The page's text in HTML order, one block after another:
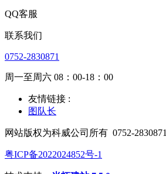
QQ客服
联系我们
0752-2830871
周一至周六 08：00-18：00
友情链接 :
图队长
网站版权为科威公司所有 0752-2830871
粤ICP备2022024852号-1